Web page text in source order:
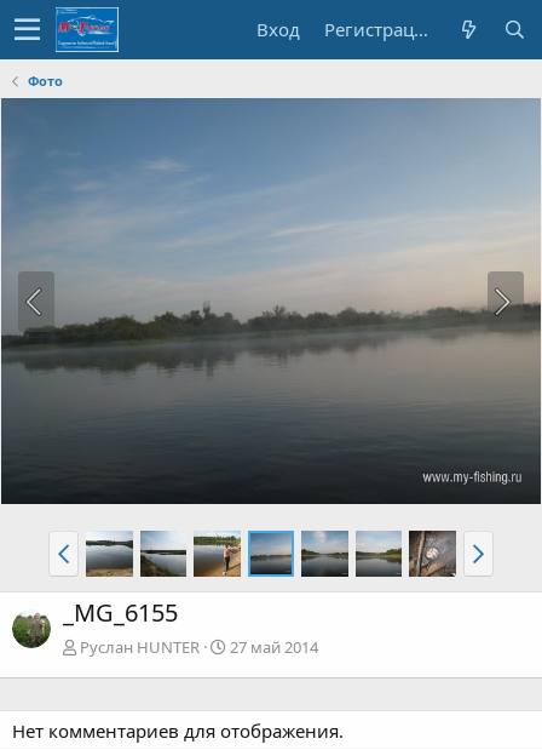
Вход Регистрация
Фото
_MG_6155
Руслан HUNTER 27 май 2014
Нет комментариев для отображения.